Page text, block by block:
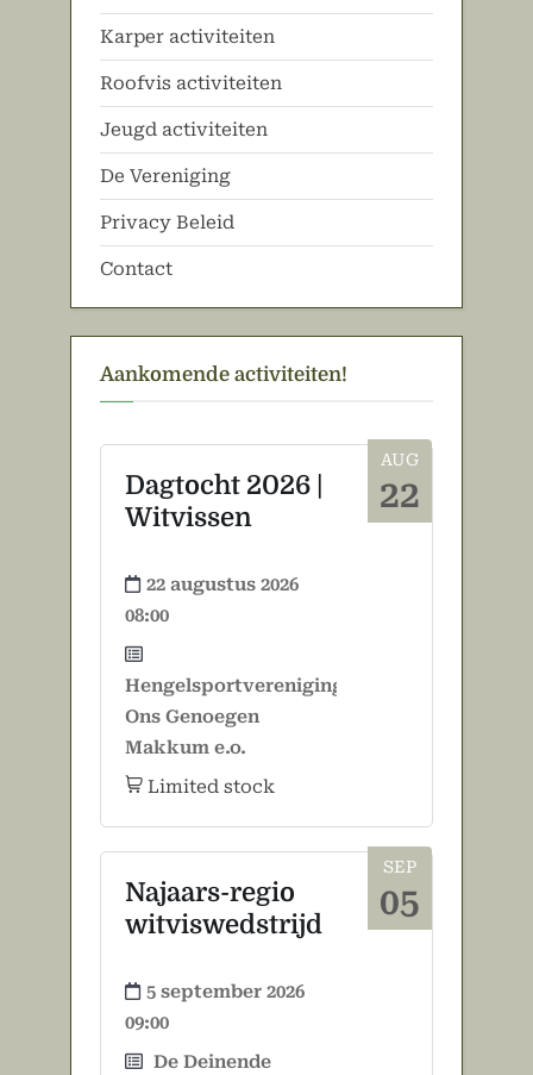
t
:
Karper activiteiten
Roofvis activiteiten
Jeugd activiteiten
De Vereniging
Privacy Beleid
Contact
Aankomende activiteiten!
AUG
22
Dagtocht 2026 |
Witvissen
22 augustus 2026
08:00
Hengelsportvereniging
Ons Genoegen
Makkum e.o.
Limited stock
SEP
05
Najaars-regio
witviswedstrijd
5 september 2026
09:00
De Deinende